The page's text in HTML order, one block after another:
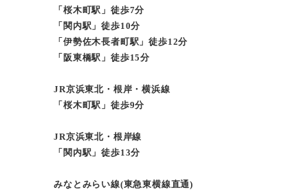
「桜木町駅」徒歩7分
「関内駅」徒歩10分
「伊勢佐木長者町駅」徒歩12分
「阪東橋駅」徒歩15分
JR京浜東北・根岸・横浜線
「桜木町駅」徒歩9分
JR京浜東北・根岸線
「関内駅」徒歩13分
みなとみらい線(東急東横線直通)